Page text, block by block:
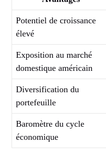
Potentiel de croissance
élevé
Exposition au marché
domestique américain
Diversification du
portefeuille
Baromètre du cycle
économique